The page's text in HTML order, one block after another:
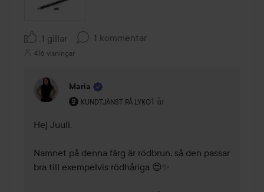
1 gillar 1 kommentar
416 visningar
Maria
KUNDTJÄNST PÅ LYKO
Användarens roll: Kundtjänst på Lyko.
1 år
Kommentaren lades 1 år
Hej Juuli,
Namnet på denna färg är rödbrun, så den passar
bra till exempelvis rödhåriga 😍✨